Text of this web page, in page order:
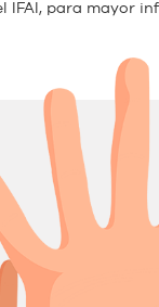
IFAI, para mayor